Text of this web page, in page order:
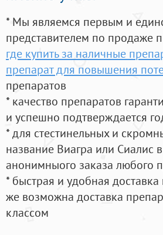
* Мы являемся первым и
представителем по продаже
где купить за наличные
препарат для повышения
препаратов
* качество препаратов
и успешно подтверждается
* для стестинельных и
название Виагра или Сиалис
анонимныого заказа любого
* быстрая и удобная
же возможна доставка
классом